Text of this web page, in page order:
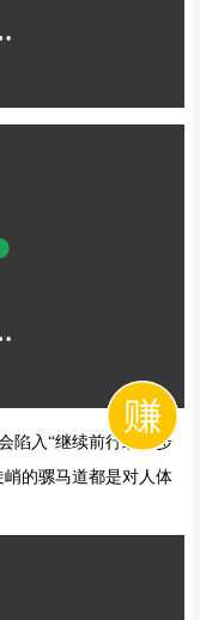
陷入“继续前行或止步
的骡马道都是对人体